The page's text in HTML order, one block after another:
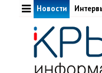
Новости